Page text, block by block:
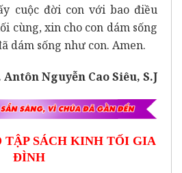
cuộc đời con với bao điều
cùng, xin cho con dám sống
dám sống như con. Amen.
Antôn Nguyễn Cao Siêu, S.J
TẬP SÁCH KINH TỐI GIA
ĐÌNH